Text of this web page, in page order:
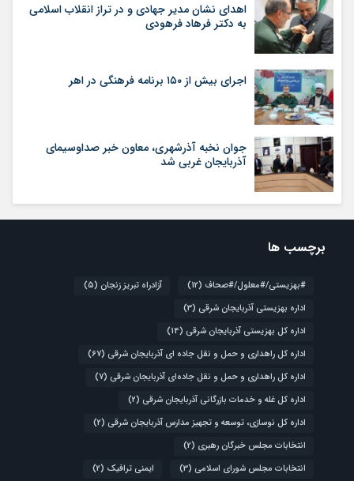
اهدای نشان مدیر جهادی و در تراز انقلاب اسلامی
به دکتر فرهاد فرهودی
اجرای بیش از ۱۵۰ برنامه فرهنگی در اهر
جوان نخبه آذرشهری، معاون خبر صداوسیمای
آذربایجان غربی شد
برچسب ها
#بهزیستی/#معلول/#صحاف (12) آزادراه تبریز زنجان (5)
اداره بهزیستی آذربایجان شرقی (3)
اداره کل بهزیستی آذربایجان شرقی (14)
اداره کل راهداری و حمل و نقل جاده ای آذربایجان شرقی (67)
اداره کل راهداری و حمل و نقل جاده‌ای آذربایجان شرقی (7)
اداره کل غله و خدمات بازرگانی آذربایجان شرقی (2)
اداره کل نوسازی، توسعه و تجهیز مدارس آذربایجان شرقی (2)
انتخابات مجلس خبرگان رهبری (2)
انتخابات مجلس شورای اسلامی (3) ایمنی ترافیک (2)